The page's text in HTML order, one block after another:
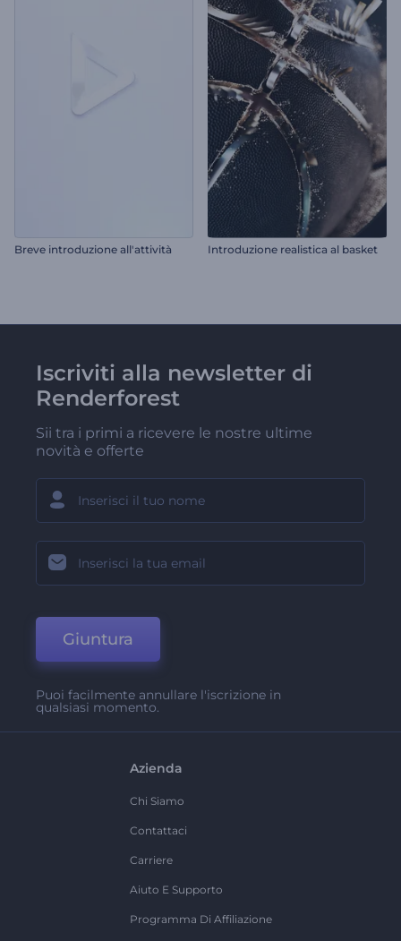
Breve introduzione all'attività Introduzione realistica al basket
Iscriviti alla newsletter di
Renderforest
Sii tra i primi a ricevere le nostre ultime
novità e offerte
Giuntura
Puoi facilmente annullare l'iscrizione in
qualsiasi momento.
Azienda
Chi Siamo
Contattaci
Carriere
Aiuto E Supporto
Programma Di Affiliazione